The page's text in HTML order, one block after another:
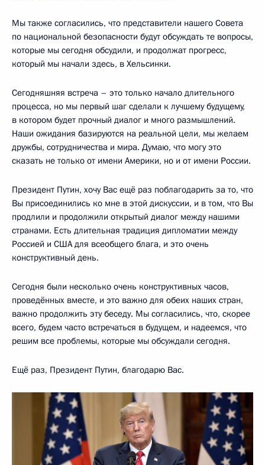
Мы также согласились, что представители нашего Совета
по национальной безопасности будут обсуждать те вопросы,
которые мы сегодня обсудили, и продолжат прогресс,
который мы начали здесь, в Хельсинки.
Сегодняшняя встреча – это только начало длительного
процесса, но мы первый шаг сделали к лучшему будущему,
в котором будет прочный диалог и много размышлений.
Наши ожидания базируются на реальной цели, мы желаем
дружбы, сотрудничества и мира. Думаю, что могу это
сказать не только от имени Америки, но и от имени России.
Президент Путин, хочу Вас ещё раз поблагодарить за то, что
Вы присоединились ко мне в этой дискуссии, и в том, что Вы
продлили и продолжили открытый диалог между нашими
странами. Есть длительная традиция дипломатии между
Россией и США для всеобщего блага, и это очень
конструктивный день.
Сегодня были несколько очень конструктивных часов,
проведённых вместе, и это важно для обеих наших стран,
важно продолжить эту беседу. Мы согласились, что, скорее
всего, будем часто встречаться в будущем, и надеемся, что
решим все проблемы, которые мы обсуждали сегодня.
Ещё раз, Президент Путин, благодарю Вас.